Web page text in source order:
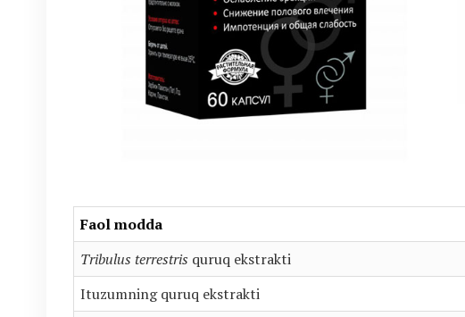
Faol modda
Tribulus terrestris quruq ekstrakti
Ituzumning quruq ekstrakti